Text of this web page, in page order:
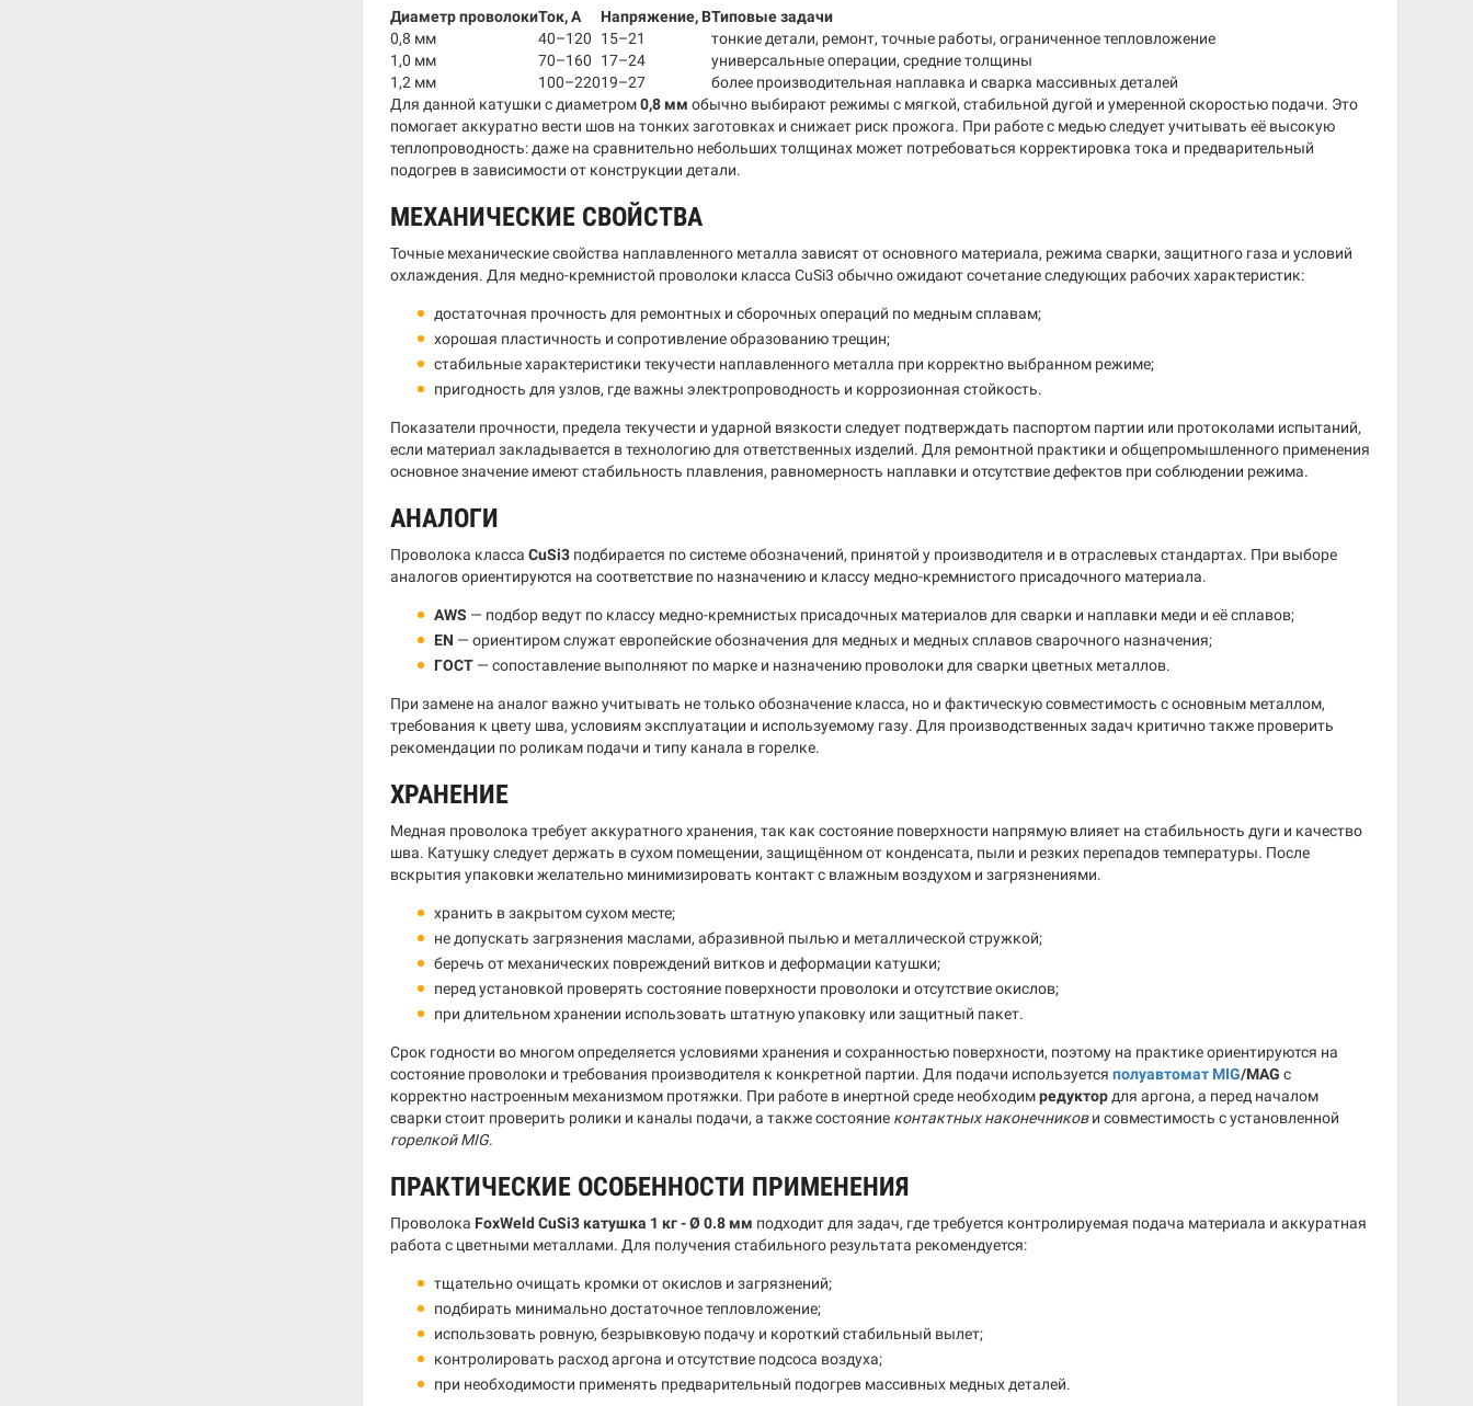
Диаметр проволокиТок, А Напряжение, ВТиповые задачи
0,8 мм
40–120 15–21
тонкие детали, ремонт, точные работы, ограниченное тепловложение
1,0 мм
70–160 17–24
универсальные операции, средние толщины
1,2 мм
100–22019–27
более производительная наплавка и сварка массивных деталей
Для данной катушки с диаметром0,8 мм обычно выбирают режимы с мягкой, стабильной дугой и умеренной скоростью подачи. Это
помогает аккуратно вести шов на тонких заготовках и снижает риск прожога. При работе с медью следует учитывать её высокую
теплопроводность: даже на сравнительно небольших толщинах может потребоваться корректировка тока и предварительный
подогрев в зависимости от конструкции детали.
МЕХАНИЧЕСКИЕ СВОЙСТВА
Точные механические свойства наплавленного металла зависят от основного материала, режима сварки, защитного газа и условий
охлаждения. Для медно-кремнистой проволоки класса CuSi3 обычно ожидают сочетание следующих рабочих характеристик:
достаточная прочность для ремонтных и сборочных операций по медным сплавам;
хорошая пластичность и сопротивление образованию трещин;
стабильные характеристики текучести наплавленного металла при корректно выбранном режиме;
пригодность для узлов, где важны электропроводность и коррозионная стойкость.
Показатели прочности, предела текучести и ударной вязкости следует подтверждать паспортом партии или протоколами испытаний,
если материал закладывается в технологию для ответственных изделий. Для ремонтной практики и общепромышленного применения
основное значение имеют стабильность плавления, равномерность наплавки и отсутствие дефектов при соблюдении режима.
АНАЛОГИ
Проволока класса CuSi3 подбирается по системе обозначений, принятой у производителя и в отраслевых стандартах. При выборе
аналогов ориентируются на соответствие по назначению и классу медно-кремнистого присадочного материала.
AWS — подбор ведут по классу медно-кремнистых присадочных материалов для сварки и наплавки меди и её сплавов;
EN — ориентиром служат европейские обозначения для медных и медных сплавов сварочного назначения;
ГОСТ — сопоставление выполняют по марке и назначению проволоки для сварки цветных металлов.
При замене на аналог важно учитывать не только обозначение класса, но и фактическую совместимость с основным металлом,
требования к цвету шва, условиям эксплуатации и используемому газу. Для производственных задач критично также проверить
рекомендации по роликам подачи и типу канала в горелке.
ХРАНЕНИЕ
Медная проволока требует аккуратного хранения, так как состояние поверхности напрямую влияет на стабильность дуги и качество
шва. Катушку следует держать в сухом помещении, защищённом от конденсата, пыли и резких перепадов температуры. После
вскрытия упаковки желательно минимизировать контакт с влажным воздухом и загрязнениями.
хранить в закрытом сухом месте;
не допускать загрязнения маслами, абразивной пылью и металлической стружкой;
беречь от механических повреждений витков и деформации катушки;
перед установкой проверять состояние поверхности проволоки и отсутствие окислов;
при длительном хранении использовать штатную упаковку или защитный пакет.
Срок годности во многом определяется условиями хранения и сохранностью поверхности, поэтому на практике ориентируются на
состояние проволоки и требования производителя к конкретной партии. Для подачи используется полуавтомат MIG/MAG с
корректно настроенным механизмом протяжки. При работе в инертной среде необходимредуктор для аргона, а перед началом
сварки стоит проверить ролики и каналы подачи, а также состояние контактных наконечникови совместимость с установленной
горелкой MIG.
ПРАКТИЧЕСКИЕ ОСОБЕННОСТИ ПРИМЕНЕНИЯ
Проволока FoxWeld CuSi3 катушка 1 кг - Ø 0.8 мм подходит для задач, где требуется контролируемая подача материала и аккуратная
работа с цветными металлами. Для получения стабильного результата рекомендуется:
тщательно очищать кромки от окислов и загрязнений;
подбирать минимально достаточное тепловложение;
использовать ровную, безрывковую подачу и короткий стабильный вылет;
контролировать расход аргона и отсутствие подсоса воздуха;
при необходимости применять предварительный подогрев массивных медных деталей.